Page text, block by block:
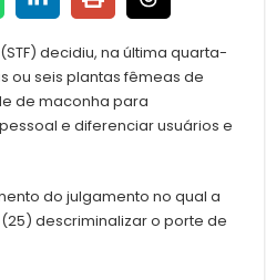
decidiu, na última quarta-
ou seis plantas fêmeas de
de maconha para
e diferenciar usuários e
do julgamento no qual a
descriminalizar o porte de